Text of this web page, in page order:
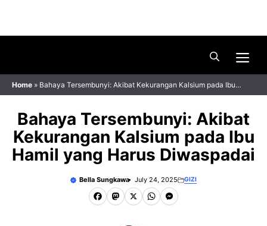
content
Home » Bahaya Tersembunyi: Akibat Kekurangan Kalsium pada Ibu
Bahaya Tersembunyi: Akibat
Kekurangan Kalsium pada Ibu
Hamil yang Harus Diwaspadai
Bella Sungkawa July 24, 2025 GIZI
F MX WM